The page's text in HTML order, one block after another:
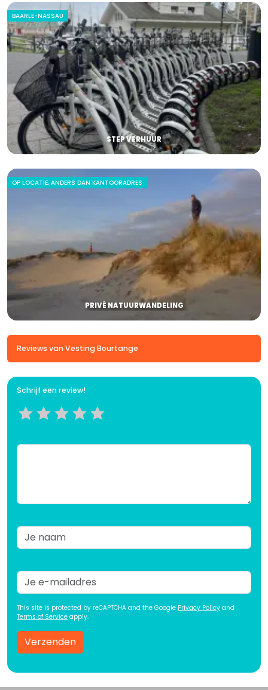
BAARLE-NASSAU
STEP VERHUUR
OP LOCATIE, ANDERS DAN KANTOORADRES
PRIVÉ NATUURWANDELING
Reviews van Vesting Bourtange
Schrijf een review!
This site is protected by reCAPTCHA and the Google Privacy Policy and
Terms of Service apply.
Verzenden